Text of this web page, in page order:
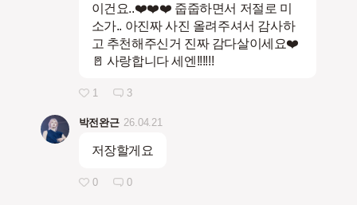
이건요..❤️❤️❤️ 줍줍하면서 저절로 미
소가.. 아진짜 사진 올려주셔서 감사하
고 추천해주신거 진짜 감다살이세요❤️
🚪 사랑합니다 세엔!!!!!!
1 3
박전완근 26.04.21
저장할게요
0 0